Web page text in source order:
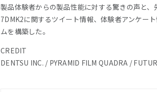
製品体験者からの製品性能に対する驚きの声と
7DMK2に関するツイート情報、体験者アンケー
ムを構築した。
CREDIT
DENTSU INC. / PYRAMID FILM QUADRA /